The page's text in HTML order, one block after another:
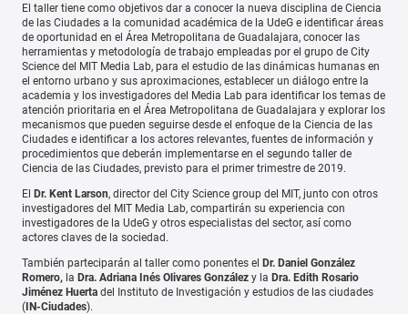
El taller tiene como objetivos dar a conocer la nueva disciplina de Ciencia
de las Ciudades a la comunidad académica de la UdeG e identificar áreas
de oportunidad en el Área Metropolitana de Guadalajara, conocer las
herramientas y metodología de trabajo empleadas por el grupo de City
Science del MIT Media Lab, para el estudio de las dinámicas humanas en
el entorno urbano y sus aproximaciones, establecer un diálogo entre la
academia y los investigadores del Media Lab para identificar los temas de
atención prioritaria en el Área Metropolitana de Guadalajara y explorar los
mecanismos que pueden seguirse desde el enfoque de la Ciencia de las
Ciudades e identificar a los actores relevantes, fuentes de información y
procedimientos que deberán implementarse en el segundo taller de
Ciencia de las Ciudades, previsto para el primer trimestre de 2019.
El Dr. Kent Larson, director del City Science group del MIT, junto con otros
investigadores del MIT Media Lab, compartirán su experiencia con
investigadores de la UdeG y otros especialistas del sector, así como
actores claves de la sociedad.
También parteciparán al taller como ponentes el Dr. Daniel González
Romero, la Dra. Adriana Inés Olivares González y la Dra. Edith Rosario
Jiménez Huerta del Instituto de Investigación y estudios de las ciudades
(IN-Ciudades).